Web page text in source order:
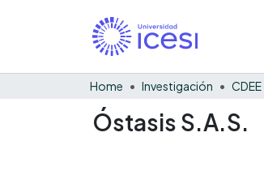
Home Investigación
Óstasis S.A.S.